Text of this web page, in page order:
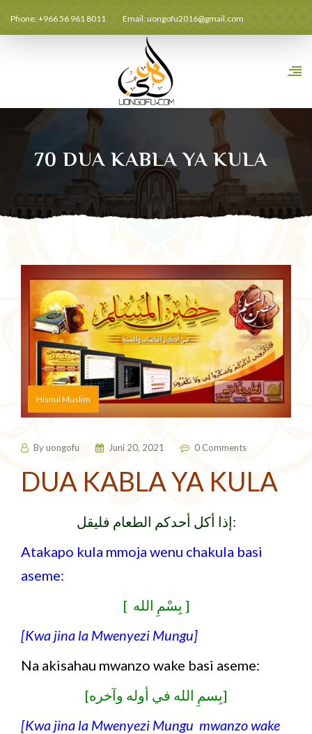
Phone: +966 56 961 8011 Email:uongofu2016@gmail.com
70 DUA KABLA YA KULA
Hisnul Muslim
Byuongofu Juni 20, 2021 0 Comments
DUA KABLA YA KULA
:إذا أكل أحدكم الطعام فليقل
Atakapo kula mmoja wenu chakula basi
aseme:
[ بِسْمِ الله ]
[Kwa jina la Mwenyezi Mungu]
Na akisahau mwanzo wake basi aseme:
[بِسمِ الله في أوله وآخره]
[Kwa jina la Mwenyezi Mungu mwanzo wake